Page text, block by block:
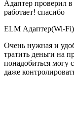
Адаптер проверил в
работает! спасибо
ELM Адаптер(Wi-
Очень нужная и
тратить деньги на
понадобиться могу
даже